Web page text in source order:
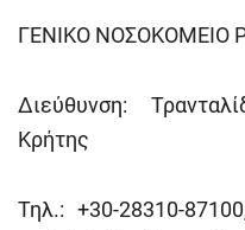
ΓΕΝΙΚΟ ΝΟΣΟΚΟΜΕΙΟ
Διεύθυνση:
Κρήτης
Τηλ.: +30-28310-